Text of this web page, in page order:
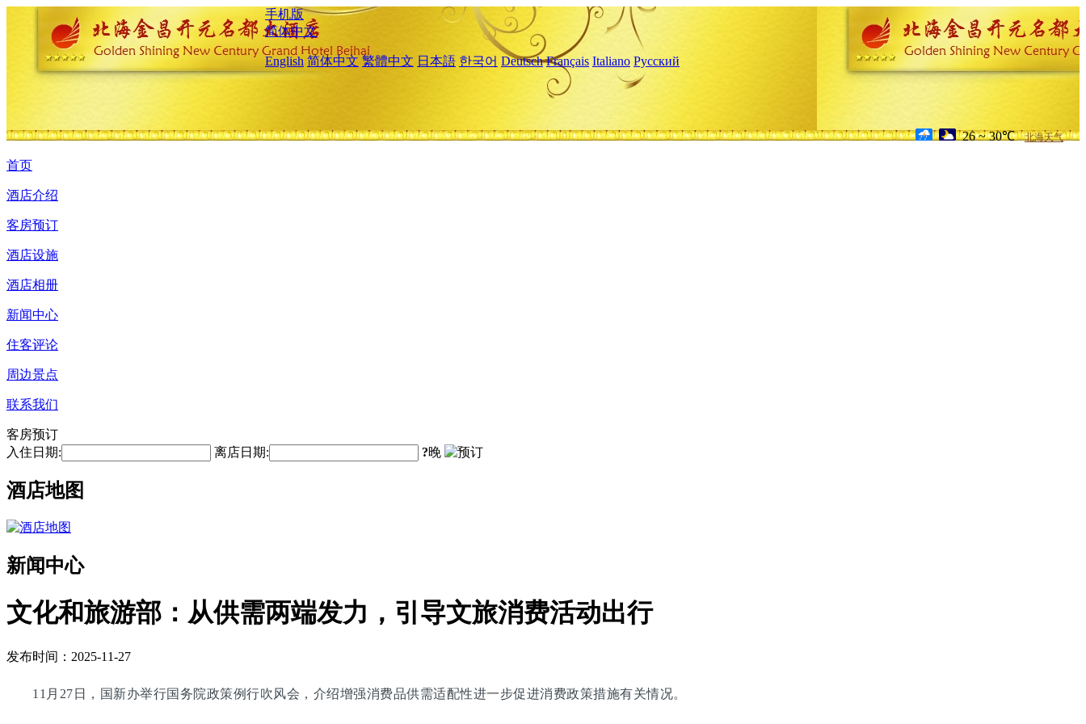
手机版
简体中文
English 简体中文 繁體中文 日本語 한국어 Deutsch Français Italiano Русский
26 ~ 30℃ 北海天气
首页
酒店介绍
客房预订
酒店设施
酒店相册
新闻中心
住客评论
周边景点
联系我们
客房预订
入住日期:
离店日期: ?晚
酒店地图
新闻中心
文化和旅游部：从供需两端发力，引导文旅消费活动出行
发布时间：2025-11-27
11月27日，国新办举行国务院政策例行吹风会，介绍增强消费品供需适配性进一步促进消费政策措施有关情况。